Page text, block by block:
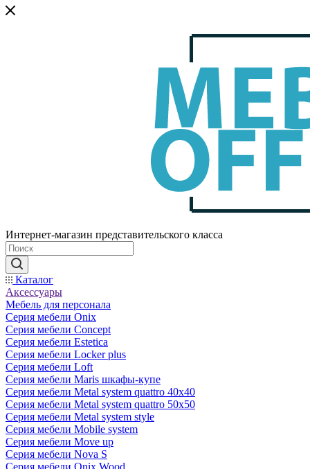
Интернет-магазин представительского класса
Каталог
Аксессуары
Мебель для персонала
Серия мебели Onix
Серия мебели Concept
Серия мебели Estetica
Серия мебели Locker plus
Серия мебели Loft
Серия мебели Maris шкафы-купе
Серия мебели Metal system quattro 40x40
Серия мебели Metal system quattro 50x50
Серия мебели Metal system style
Серия мебели Mobile system
Серия мебели Move up
Серия мебели Nova S
Серия мебели Onix Wood